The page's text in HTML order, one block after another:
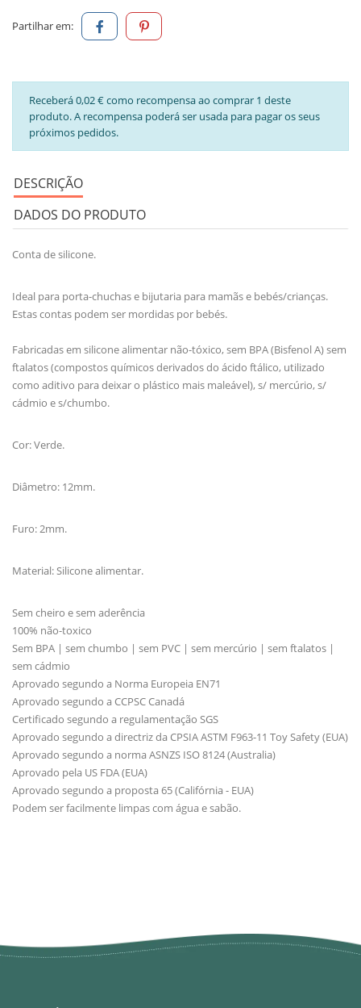
Partilhar em:
Receberá 0,02 € como recompensa ao comprar 1 deste
produto. A recompensa poderá ser usada para pagar os seus
próximos pedidos.
DESCRIÇÃO
DADOS DO PRODUTO
Conta de silicone.
Ideal para porta-chuchas e bijutaria para mamãs e bebés/crianças.
Estas contas podem ser mordidas por bebés.
Fabricadas em silicone alimentar não-tóxico, sem BPA (Bisfenol A) sem
ftalatos (compostos químicos derivados do ácido ftálico, utilizado
como aditivo para deixar o plástico mais maleável), s/ mercúrio, s/
cádmio e s/chumbo.
Cor: Verde.
Diâmetro: 12mm.
Furo: 2mm.
Material: Silicone alimentar.
Sem cheiro e sem aderência
100% não-toxico
Sem BPA | sem chumbo | sem PVC | sem mercúrio | sem ftalatos |
sem cádmio
Aprovado segundo a Norma Europeia EN71
Aprovado segundo a CCPSC Canadá
Certificado segundo a regulamentação SGS
Aprovado segundo a directriz da CPSIA ASTM F963-11 Toy Safety (EUA)
Aprovado segundo a norma ASNZS ISO 8124 (Australia)
Aprovado pela US FDA (EUA)
Aprovado segundo a proposta 65 (Califórnia - EUA)
Podem ser facilmente limpas com água e sabão.